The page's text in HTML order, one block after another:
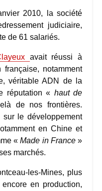
2010, la société
judiciaire,
de 61 salariés.
avait réussi à
notamment
véritable ADN de la
réputation « haut de
de nos frontières.
sur le développement
en Chine et
«Made in France»
marchés.
les-Mines, plus
en production,